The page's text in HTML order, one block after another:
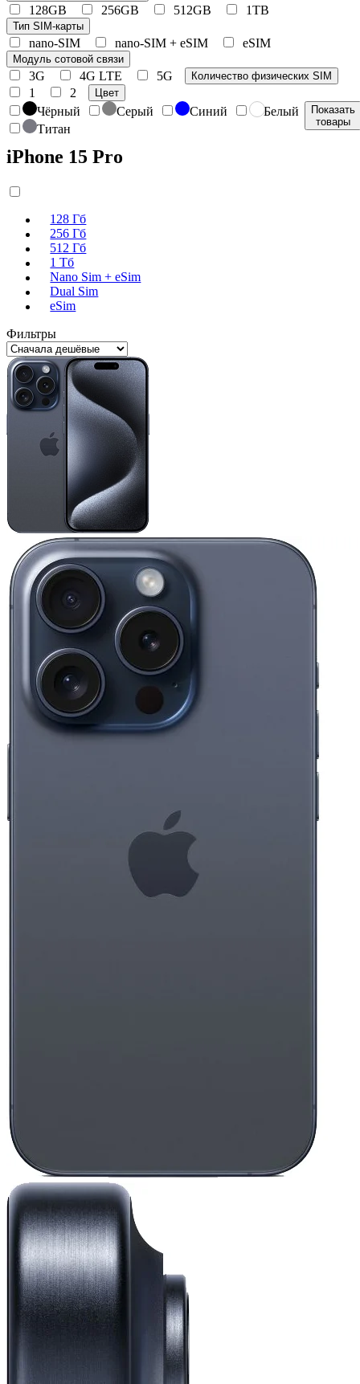
128GB 256GB 512GB 1TB
Тип SIM-карты
nano-SIM nano-SIM + eSIM eSIM
Модуль сотовой связи
3G 4G LTE 5G Количество физических SIM
1 2 Цвет
Чёрный Серый Синий
Белый
Титан
Показать
товары
iPhone 15 Pro
128 Гб
256 Гб
512 Гб
1 Тб
Nano Sim + eSim
Dual Sim
eSim
Фильтры